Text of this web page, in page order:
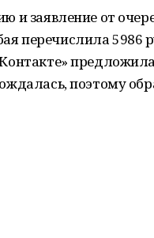
и заявление от
перечислила 5986
поэтому